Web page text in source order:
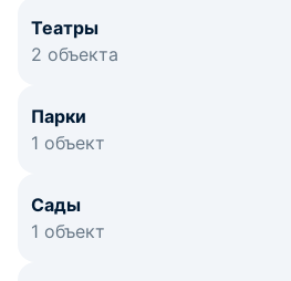
Театры
2 объекта
Парки
1 объект
Сады
1 объект